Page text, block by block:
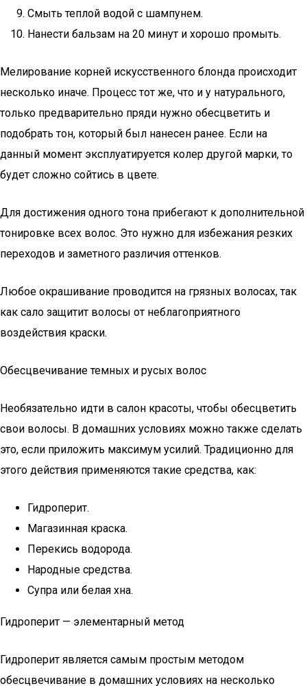
Смыть теплой водой с шампунем.
Нанести бальзам на 20 минут и хорошо промыть.
Мелирование корней искусственного блонда происходит
несколько иначе. Процесс тот же, что и у натурального,
только предварительно пряди нужно обесцветить и
подобрать тон, который был нанесен ранее. Если на
данный момент эксплуатируется колер другой марки, то
будет сложно сойтись в цвете.
Для достижения одного тона прибегают к дополнительной
тонировке всех волос. Это нужно для избежания резких
переходов и заметного различия оттенков.
Любое окрашивание проводится на грязных волосах, так
как сало защитит волосы от неблагоприятного
воздействия краски.
Обесцвечивание темных и русых волос
Необязательно идти в салон красоты, чтобы обесцветить
свои волосы. В домашних условиях можно также сделать
это, если приложить максимум усилий. Традиционно для
этого действия применяются такие средства, как:
Гидроперит.
Магазинная краска.
Перекись водорода.
Народные средства.
Супра или белая хна.
Гидроперит — элементарный метод
Гидроперит является самым простым методом
обесцвечивание в домашних условиях на несколько